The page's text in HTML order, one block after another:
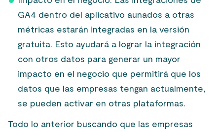
GA4 dentro del aplicativo aunados a otras
métricas estarán integradas en la versión
gratuita. Esto ayudará a lograr la integración
con otros datos para generar un mayor
impacto en el negocio que permitirá que los
datos que las empresas tengan actualmente,
se pueden activar en otras plataformas.
Todo lo anterior buscando que las empresas